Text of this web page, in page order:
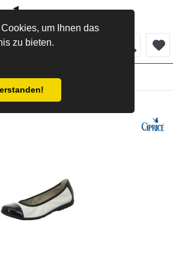
um Ihnen das
zu bieten.
cream black